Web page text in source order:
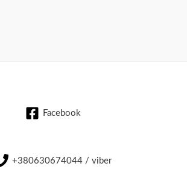
Facebook
+380630674044 / viber